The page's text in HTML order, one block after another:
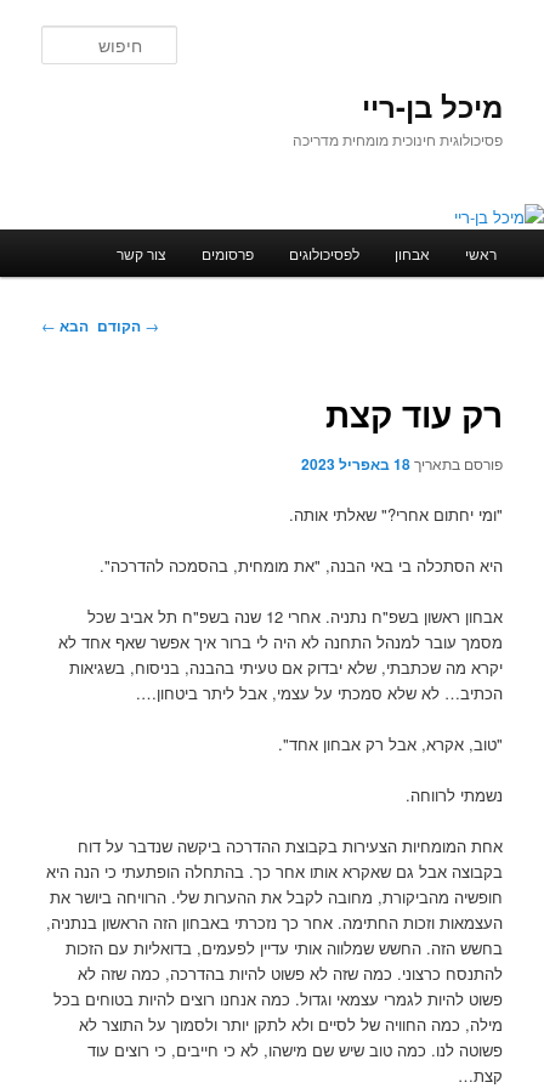
מיכל בן-ריי
פסיכולוגית חינוכית מומחית מדריכה
ראשי אבחון לפסיכולוגים פרסומים צור קשר
ניווט
→ הקודם הבא ←
רק עוד קצת
פורסם בתאריך18 באפריל 2023
"ומי יחתום אחרי?" שאלתי אותה.
היא הסתכלה בי באי הבנה, "את מומחית, בהסמכה להדרכה".
אבחון ראשון בשפ"ח נתניה. אחרי 12 שנה בשפ"ח תל אביב שכל
מסמך עובר למנהל התחנה לא היה לי ברור איך אפשר שאף אחד לא
יקרא מה שכתבתי, שלא יבדוק אם טעיתי בהבנה, בניסוח, בשגיאות
הכתיב… לא שלא סמכתי על עצמי, אבל ליתר ביטחון….
"טוב, אקרא, אבל רק אבחון אחד".
נשמתי לרווחה.
אחת המומחיות הצעירות בקבוצת ההדרכה ביקשה שנדבר על דוח
בקבוצה אבל גם שאקרא אותו אחר כך. בהתחלה הופתעתי כי הנה היא
חופשיה מהביקורת, מחובה לקבל את ההערות שלי. הרוויחה ביושר את
העצמאות וזכות החתימה. אחר כך נזכרתי באבחון הזה הראשון בנתניה,
בחשש הזה. החשש שמלווה אותי עדיין לפעמים, בדואליות עם הזכות
להתנסח כרצוני. כמה שזה לא פשוט להיות בהדרכה, כמה שזה לא
פשוט להיות לגמרי עצמאי וגדול. כמה אנחנו רוצים להיות בטוחים בכל
מילה, כמה החוויה של לסיים ולא לתקן יותר ולסמוך על התוצר לא
פשוטה לנו. כמה טוב שיש שם מישהו, לא כי חייבים, כי רוצים עוד
קצת…